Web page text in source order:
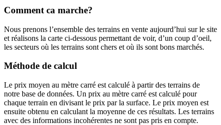
Comment ca marche?
Nous prenons l’ensemble des terrains en vente aujourd’hui sur le site
et réalisons la carte ci-dessous permettant de voir, d’un coup d’oeil,
les secteurs où les terrains sont chers et où ils sont bons marchés.
Méthode de calcul
Le prix moyen au mètre carré est calculé à partir des terrains de
notre base de données. Un prix au mètre carré est calculé pour
chaque terrain en divisant le prix par la surface. Le prix moyen est
ensuite obtenu en calculant la moyenne de ces résultats. Les terrains
avec des informations incohérentes ne sont pas pris en compte.